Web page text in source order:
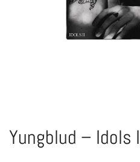
Yungblud – Idols